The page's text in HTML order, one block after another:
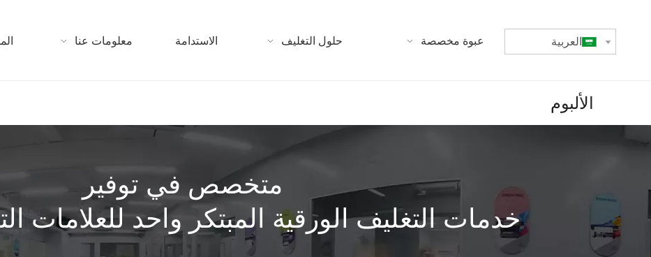
عبوة مخصصة حلول التغليف الاستدامة معلومات عنا العربية
الألبوم
متخصص في توفير
خدمات التغليف الورقية المبتكر واحد للعلامات